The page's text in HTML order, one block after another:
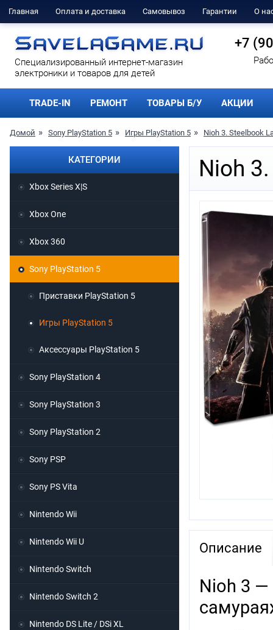
Главная Оплата и доставка Самовывоз Гарантии О
Cпециализированный интернет-магазин
электроники и товаров для детей
+7
TRADE-IN РЕМОНТ ТОВАРЫ Б/У АКЦИИ
Домой Sony PlayStation 5 Игры PlayStation 5 Nioh 3. Steelbook
Nioh
Описание
Nioh 3 —
КАТЕГОРИИ
Xbox Series X|S
Xbox One
Xbox 360
Sony PlayStation 5
Приставки PlayStation 5
Игры PlayStation 5
Аксессуары PlayStation 5
Sony PlayStation 4
Sony PlayStation 3
Sony PlayStation 2
Sony PSP
Sony PS Vita
Nintendo Wii
Nintendo Wii U
Nintendo Switch
Nintendo Switch 2
Nintendo DS Lite / DSi XL